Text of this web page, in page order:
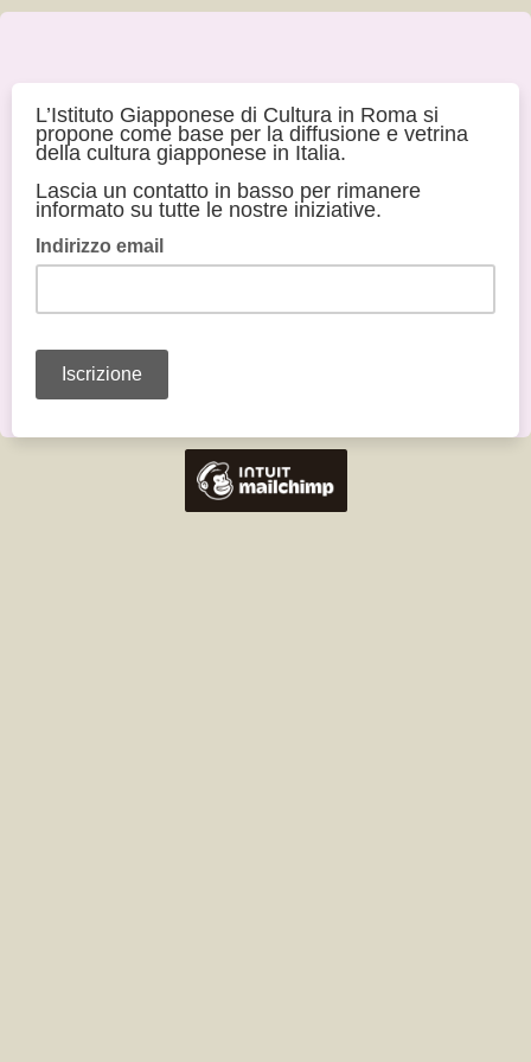
L’Istituto Giapponese di Cultura in Roma si
propone come base per la diffusione e vetrina
della cultura giapponese in Italia.
Lascia un contatto in basso per rimanere
informato su tutte le nostre iniziative.
Indirizzo email